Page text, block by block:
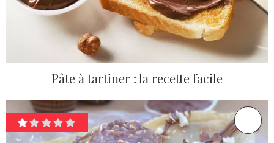
Pâte à tartiner : la recette facile